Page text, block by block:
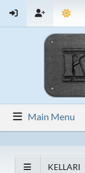
Main Menu
KELLARI